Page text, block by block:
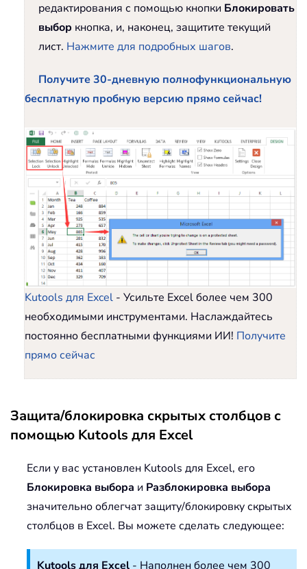
редактирования с помощью кнопки Блокировать
выбор кнопка, и, наконец, защитите текущий
лист. Нажмите для подробных шагов.
Получите 30-дневную полнофункциональную
бесплатную пробную версию прямо сейчас!
Kutools для Excel - Усильте Excel более чем 300
необходимыми инструментами. Наслаждайтесь
постоянно бесплатными функциями ИИ! Получите
прямо сейчас
Защита/блокировка скрытых столбцов с
помощью Kutools для Excel
Если у вас установлен Kutools для Excel, его
Блокировка выбора и Разблокировка выбора
значительно облегчат защиту/блокировку скрытых
столбцов в Excel. Вы можете сделать следующее:
Kutools для Excel - Наполнен более чем 300